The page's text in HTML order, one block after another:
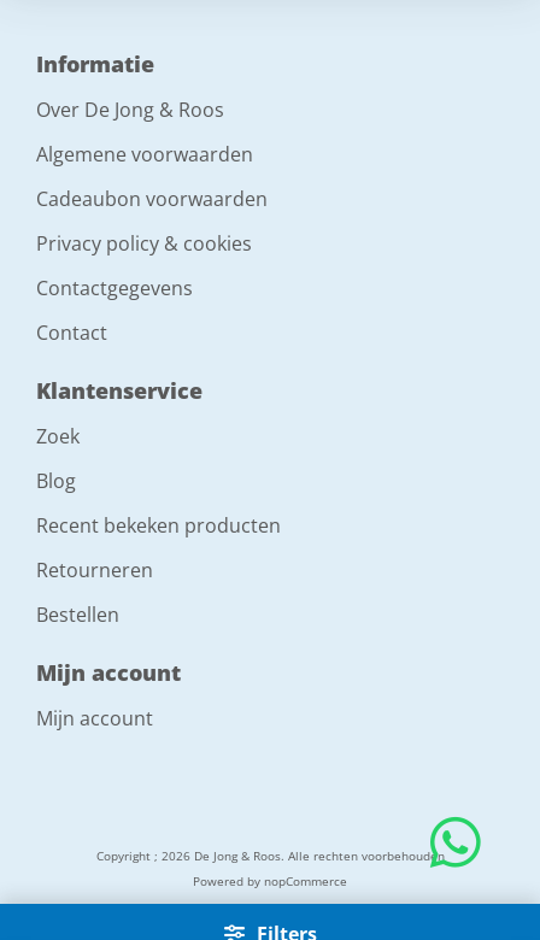
Filters
Informatie
Over De Jong & Roos
Algemene voorwaarden
Cadeaubon voorwaarden
Privacy policy & cookies
Contactgegevens
Contact
Klantenservice
Zoek
Blog
Recent bekeken producten
Retourneren
Bestellen
Mijn account
Mijn account
Copyright ; 2026 De Jong & Roos. Alle rechten voorbehouden
Powered by nopCommerce